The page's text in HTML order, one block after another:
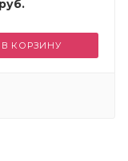
В КОРЗИНУ